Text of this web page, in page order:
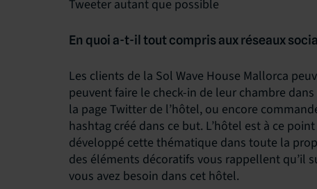
Tweeter autant que possible
En quoi a-t-il tout compris aux réseaux
Les clients de la Sol Wave House Mallorca
peuvent faire le check-in de leur chambre
la page Twitter de l’hôtel, ou encore
hashtag créé dans ce but. L’hôtel est à ce
développé cette thématique dans toute la
des éléments décoratifs vous rappellent qu’il
vous avez besoin dans cet hôtel.